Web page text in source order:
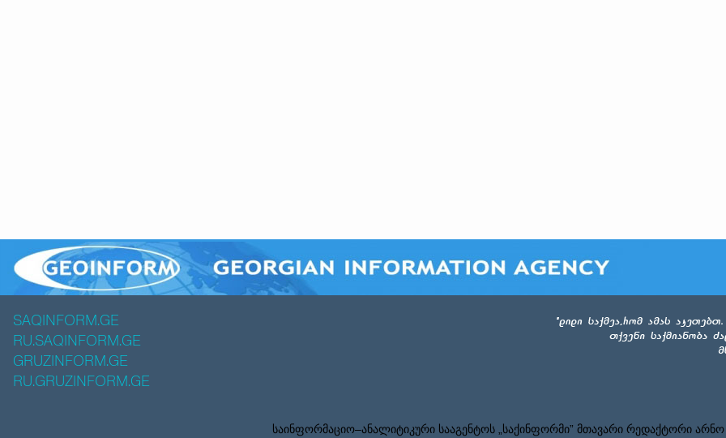
SAQINFORM.GE
RU.SAQINFORM.GE
GRUZINFORM.GE
RU.GRUZINFORM.GE
საინფორმაციო–ანალიტიკური სააგენტოს „საქინფორმი” მთავარი რედაქტორი